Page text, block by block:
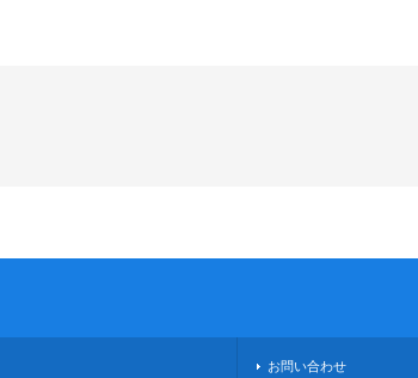
お問い合わせ